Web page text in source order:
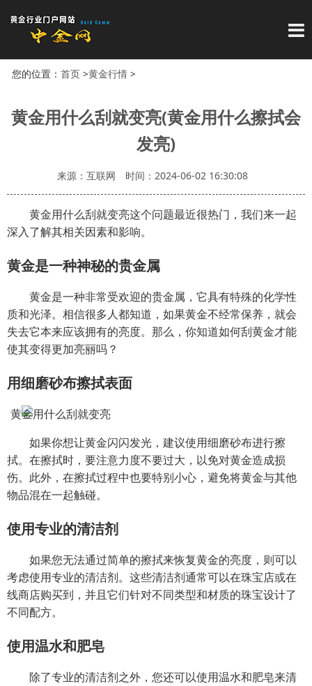
导
您的位置： 首页>黄金行情>
黄金用什么刮就变亮(黄金用什么擦拭会
发亮)
来源：互联网 时间：2024-06-02 16:30:08
黄金用什么刮就变亮这个问题最近很热门，我们来一起
深入了解其相关因素和影响。
黄金是一种神秘的贵金属
黄金是一种非常受欢迎的贵金属，它具有特殊的化学性
质和光泽。相信很多人都知道，如果黄金不经常保养，就会
失去它本来应该拥有的亮度。那么，你知道如何刮黄金才能
使其变得更加亮丽吗？
用细磨砂布擦拭表面
如果你想让黄金闪闪发光，建议使用细磨砂布进行擦
拭。在擦拭时，要注意力度不要过大，以免对黄金造成损
伤。此外，在擦拭过程中也要特别小心，避免将黄金与其他
物品混在一起触碰。
使用专业的清洁剂
如果您无法通过简单的擦拭来恢复黄金的亮度，则可以
考虑使用专业的清洁剂。这些清洁剂通常可以在珠宝店或在
线商店购买到，并且它们针对不同类型和材质的珠宝设计了
不同配方。
使用温水和肥皂
除了专业的清洁剂之外，您还可以使用温水和肥皂来清